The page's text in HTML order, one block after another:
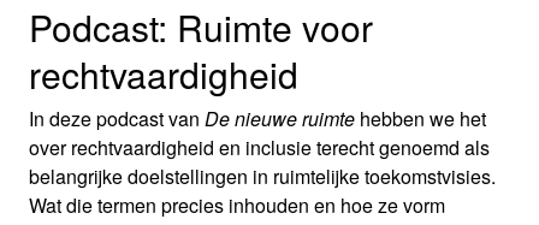
Podcast: Ruimte voor
rechtvaardigheid
In deze podcast van De nieuwe ruimte hebben we het
over rechtvaardigheid en inclusie terecht genoemd als
belangrijke doelstellingen in ruimtelijke toekomstvisies.
Wat die termen precies inhouden en hoe ze vorm